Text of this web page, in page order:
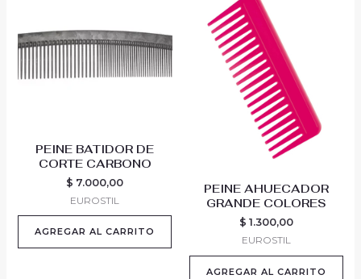
PEINE BATIDOR DE
CORTE CARBONO
$ 7.000,00
EUROSTIL
AGREGAR AL CARRITO
PEINE AHUECADOR
GRANDE COLORES
$ 1.300,00
EUROSTIL
AGREGAR AL CARRITO